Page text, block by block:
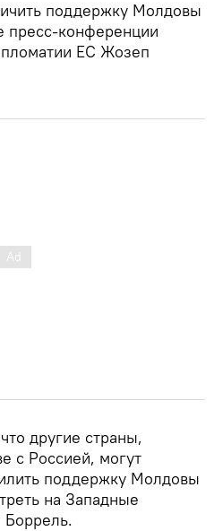
поддержку Молдовы
пресс-конференции
ЕС Жозеп
другие страны,
с Россией, могут
поддержку Молдовы
на Западные
Боррель.